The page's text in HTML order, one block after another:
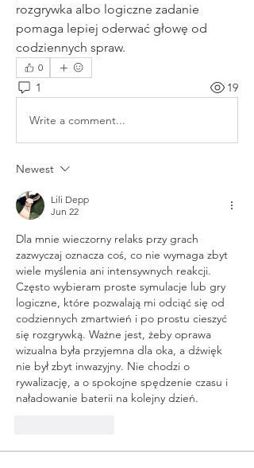
rozgrywka albo logiczne zadanie
pomaga lepiej oderwać głowę od
codziennych spraw.
0
1 19
Write a comment...
Newest
Lili Depp
Jun 22
Dla mnie wieczorny relaks przy grach
zazwyczaj oznacza coś, co nie wymaga zbyt
wiele myślenia ani intensywnych reakcji.
Często wybieram proste symulacje lub gry
logiczne, które pozwalają mi odciąć się od
codziennych zmartwień i po prostu cieszyć
się rozgrywką. Ważne jest, żeby oprawa
wizualna była przyjemna dla oka, a dźwięk
nie był zbyt inwazyjny. Nie chodzi o
rywalizację, a o spokojne spędzenie czasu i
naładowanie baterii na kolejny dzień.